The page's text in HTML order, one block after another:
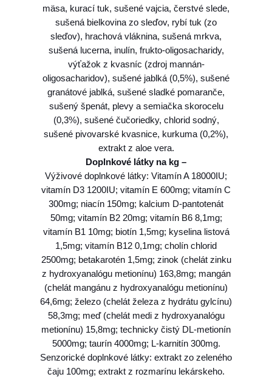
mäsa, kurací tuk, sušené vajcia, čerstvé slede,
sušená bielkovina zo sleďov, rybí tuk (zo
sleďov), hrachová vláknina, sušená mrkva,
sušená lucerna, inulín, frukto-oligosacharidy,
výťažok z kvasníc (zdroj mannán-
oligosacharidov), sušené jablká (0,5%), sušené
granátové jablká, sušené sladké pomaranče,
sušený špenát, plevy a semiačka skorocelu
(0,3%), sušené čučoriedky, chlorid sodný,
sušené pivovarské kvasnice, kurkuma (0,2%),
extrakt z aloe vera.
Doplnkové látky na kg –
Výživové doplnkové látky: Vitamín A 18000IU;
vitamín D3 1200IU; vitamín E 600mg; vitamín C
300mg; niacín 150mg; kalcium D-pantotenát
50mg; vitamín B2 20mg; vitamín B6 8,1mg;
vitamín B1 10mg; biotín 1,5mg; kyselina listová
1,5mg; vitamín B12 0,1mg; cholín chlorid
2500mg; betakarotén 1,5mg; zinok (chelát zinku
z hydroxyanalógu metionínu) 163,8mg; mangán
(chelát mangánu z hydroxyanalógu metionínu)
64,6mg; železo (chelát železa z hydrátu gylcínu)
58,3mg; meď (chelát medi z hydroxyanalógu
metionínu) 15,8mg; technicky čistý DL-metionín
5000mg; taurín 4000mg; L-karnitín 300mg.
Senzorické doplnkové látky: extrakt zo zeleného
čaju 100mg; extrakt z rozmarínu lekárskeho.